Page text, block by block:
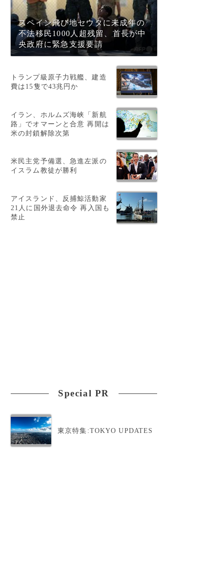
スペイン飛び地セウタに未成年の
不法移民1000人超残留、首長が中
央政府に緊急支援要請
トランプ級原子力戦艦、建造
費は15隻で43兆円か
イラン、ホルムズ海峡「新航
路」でオマーンと合意 再開は
米の封鎖解除次第
米民主党予備選、急進左派の
イスラム教徒が勝利
アイスランド、反捕鯨活動家
21人に国外退去命令 再入国も
禁止
Special PR
東京特集:TOKYO UPDATES